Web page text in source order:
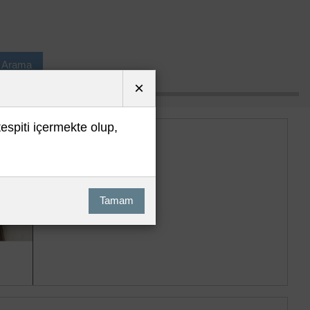
Arama
×
içermekte olup,
Tamam